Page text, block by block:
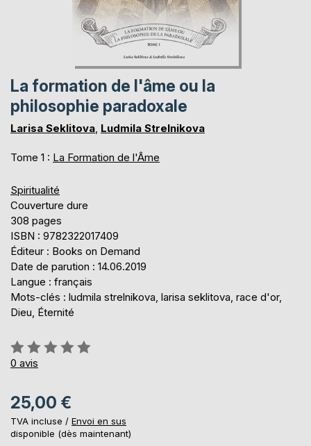
La formation de l'âme ou la
philosophie paradoxale
Larisa Seklitova, Ludmila Strelnikova
Tome 1 : La Formation de l'Âme
Spiritualité
Couverture dure
308 pages
ISBN : 9782322017409
Éditeur : Books on Demand
Date de parution : 14.06.2019
Langue : français
Mots-clés : ludmila strelnikova, larisa seklitova, race d'or,
Dieu, Éternité
Évaluation:
0%
0 avis
25,00 €
TVA incluse / Envoi en sus
disponible (dès maintenant)